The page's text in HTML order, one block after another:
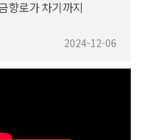
향로가 차기까지
2024-12-06